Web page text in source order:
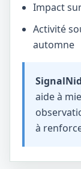
Impact
Activité
automne
aide à
à